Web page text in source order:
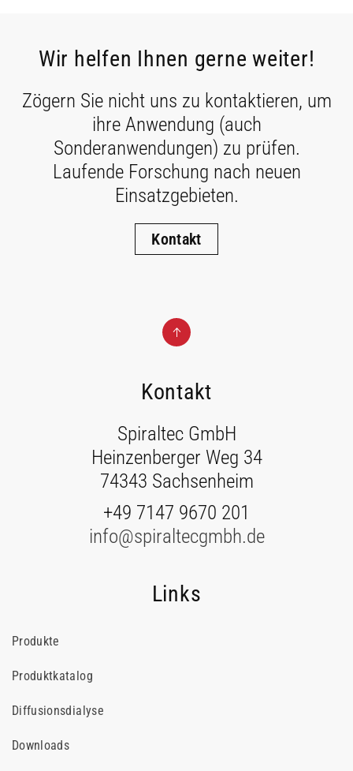
Wir helfen Ihnen gerne weiter!
Zögern Sie nicht uns zu kontaktieren, um
ihre Anwendung (auch
Sonderanwendungen) zu prüfen.
Laufende Forschung nach neuen
Einsatzgebieten.
Kontakt
Kontakt
Spiraltec GmbH
Heinzenberger Weg 34
74343 Sachsenheim
+49 7147 9670 201
info@spiraltecgmbh.de
Links
Produkte
Produktkatalog
Diffusionsdialyse
Downloads